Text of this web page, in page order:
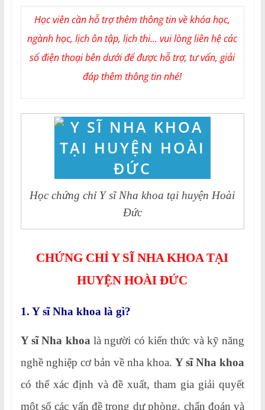
Học viên cần hỗ trợ thêm thông tin về khóa học,
ngành học, lịch ôn tập, lịch thi... vui lòng liên hệ các
số điện thoại bên dưới để được hỗ trợ, tư vấn, giải
đáp thêm thông tin nhé!
Học chứng chỉ Y sĩ Nha khoa tại huyện Hoài
Đức
CHỨNG CHỈ Y SĨ NHA KHOA TẠI
HUYỆN HOÀI ĐỨC
1. Y sĩ Nha khoa là gì?
Y sĩ Nha khoa là người có kiến thức và kỹ năng
nghề nghiệp cơ bản về nha khoa.Y sĩ Nha khoa
có thể xác định và đề xuất, tham gia giải quyết
một số các vấn đề trong dự phòng, chẩn đoán và